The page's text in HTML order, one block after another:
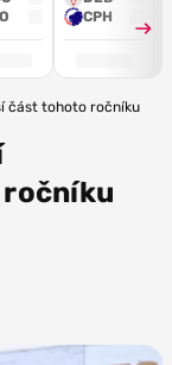
CPH
část tohoto ročníku